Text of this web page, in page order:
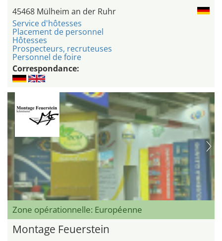
45468 Mülheim an der Ruhr
Service d'hôtesses
Placement de personnel
Hôtesses
Prospecteurs, recruteuses
Personnel de foire
Correspondance:
Zone opérationnelle: Européenne
Montage Feuerstein